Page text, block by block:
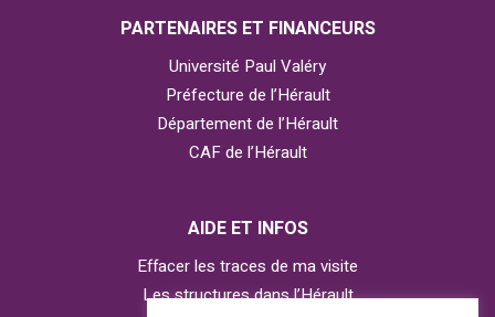
PARTENAIRES ET FINANCEURS
Université Paul Valéry
Préfecture de l’Hérault
Département de l’Hérault
CAF de l’Hérault
AIDE ET INFOS
Effacer les traces de ma visite
Les structures dans l’Hérault